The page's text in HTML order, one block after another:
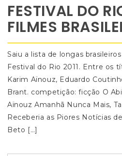
FESTIVAL DO
FILMES
Saiu a lista de longas
Festival do Rio 2011. Entre os
Karim Aïnouz, Eduardo
Brant. competição: ficção O
Aïnouz Amanhã Nunca Mais,
Receberia as Piores Notícias
Beto […]